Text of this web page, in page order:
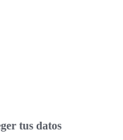
tus datos